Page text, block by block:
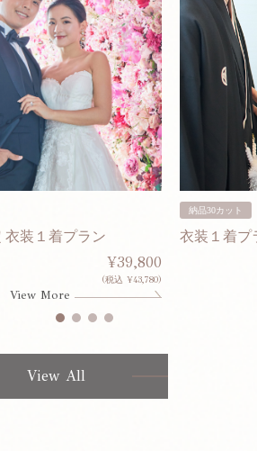
衣装１着プラン
¥39,800
(税込 ¥43,780)
View More
納品30カット
衣装１着プ
View All